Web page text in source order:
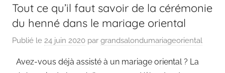
Tout ce qu’il faut savoir de la cérémonie
du henné dans le mariage oriental
Publié le 24 juin 2020 par grandsalondumariageoriental
Avez-vous déjà assisté à un mariage oriental ? La